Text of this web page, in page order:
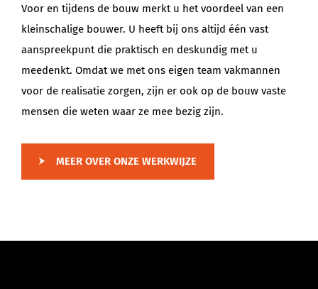
Voor en tijdens de bouw merkt u het voordeel van een
kleinschalige bouwer. U heeft bij ons altijd één vast
aanspreekpunt die praktisch en deskundig met u
meedenkt. Omdat we met ons eigen team vakmannen
voor de realisatie zorgen, zijn er ook op de bouw vaste
mensen die weten waar ze mee bezig zijn.
MEER OVER ONZE WERKWIJZE